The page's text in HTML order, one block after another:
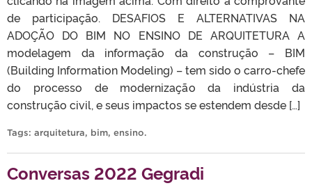
de participação. DESAFIOS E ALTERNATIVAS NA
ADOÇÃO DO BIM NO ENSINO DE ARQUITETURA A
modelagem da informação da construção – BIM
(Building Information Modeling) – tem sido o carro-chefe
do processo de modernização da indústria da
construção civil, e seus impactos se estendem desde […]
Tags: arquitetura, bim, ensino.
Conversas 2022 Gegradi